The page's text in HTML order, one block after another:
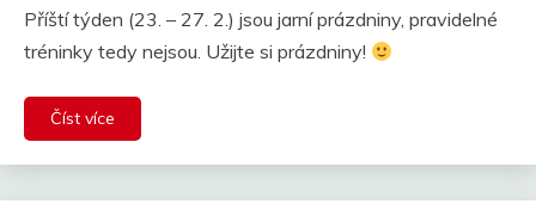
Příští týden (23. – 27. 2.) jsou jarní prázdniny, pravidelné
tréninky tedy nejsou. Užijte si prázdniny!
Číst více